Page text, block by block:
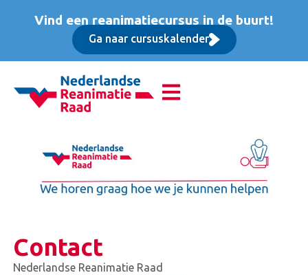
Vind een reanimatiecursus in de buurt!
Ga naar cursuskalender
Contact
Nederlandse Reanimatie Raad